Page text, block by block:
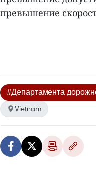
превышение
#Департамента
Vietnam